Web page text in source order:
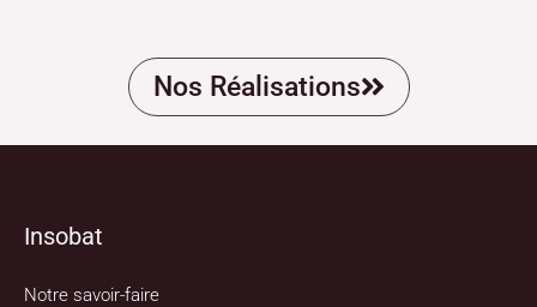
Nos Réalisations
Insobat
Notre savoir-faire